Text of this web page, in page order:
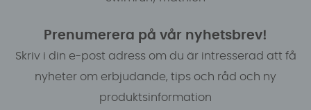
Prenumerera på vår nyhetsbrev!
Skriv i din e-post adress om du är intresserad att få
nyheter om erbjudande, tips och råd och ny
produktsinformation